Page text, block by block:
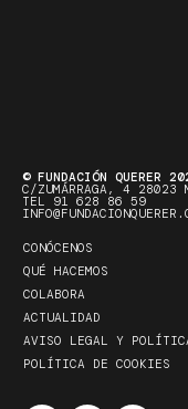
© FUNDACIÓN QUERER
C/ZUMÁRRAGA, 4 28023
TEL 91 628 86 59
CONÓCENOS
QUÉ HACEMOS
COLABORA
ACTUALIDAD
AVISO LEGAL Y
POLÍTICA DE COOKIES